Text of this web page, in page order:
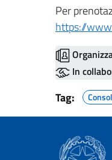
Per
https://
In
Tag: